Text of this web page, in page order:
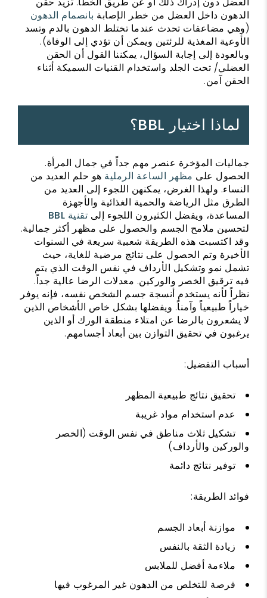
الدهون داخل العضل من خطر الإصابة بانصمام الدهون
(وهي مضاعفات تحدث عندما تختلط الدهون بالدم وتسد
الأوعية المغذية للرئتين ويمكن أن تؤدي إلى الوفاة).
وبالعودة إلى إجابة السؤال، يمكننا القول أن الحقن
العضلي/ تحت الجلد واستخدام القنيات السميكة أثناء
الحقن آمن.
لماذا اختيار BBL؟
جماليات المؤخرة عنصر مهم جداً في جمال المرأة.
الحصول على مظهر الساعة الرملية هو حلم العديد من
النساء. ولهذا الغرض، يمكنهن اللجوء إلى العديد من
الطرق مثل الرياضة والحمية الغذائية والأجهزة
المساعدة، ويفضل الكثيرون اللجوء إلى تقنية BBL
لتحسين ملامح الجسم والحصول على مظهر أكثر جمالية.
وقد اكتسبت هذه الطريقة شعبية سريعة في السنوات
الأخيرة وتم الحصول على نتائج مرضية للغاية، حيث
تشمل نمو وتشكيل الأرداف في نفس الوقت الذي يتم
فيه ترقيق الخصر والوركين. معدلات الرضا عالية جداً.
نظراً لأنه يستخدم أنسجة جسم الشخص نفسه، فإنه يوفر
خياراً طبيعياً وآمناً. ويفضلها بشكل خاص الأشخاص الذين
لا يشعرون بالرضا عن امتلاء منطقة الورك أو الذين
يرغبون في تحقيق التوازن بين أبعاد أجسامهم.
أسباب التفضيل:
تحقيق نتائج طبيعية المظهر
عدم استخدام مواد غريبة
تشكيل ثلاث مناطق في نفس الوقت (الخصر
والوركين والأرداف)
توفير نتائج دائمة
فوائد الطريقة:
موازنة أبعاد الجسم
زيادة الثقة بالنفس
ملاءمة أفضل للملابس
فرصة للتخلص من الدهون غير المرغوب فيها